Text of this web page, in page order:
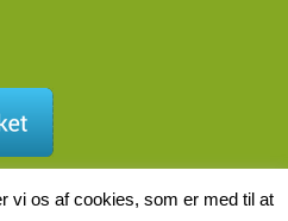
vi os af cookies, som er med til at